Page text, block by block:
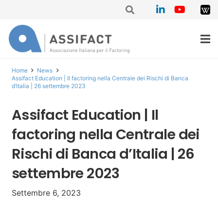
Home
News
Assifact Education | Il factoring nella Centrale dei Rischi di Banca
d’Italia | 26 settembre 2023
Assifact Education | Il
factoring nella Centrale dei
Rischi di Banca d’Italia | 26
settembre 2023
Settembre 6, 2023